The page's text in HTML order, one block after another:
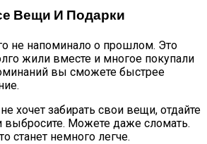
Вещи И Подарки
не напоминало о прошлом. Это
жили вместе и многое покупали
вы сможете быстрее
хочет забирать свои вещи, отдайте
выбросите. Можете даже сломать.
станет немного легче.